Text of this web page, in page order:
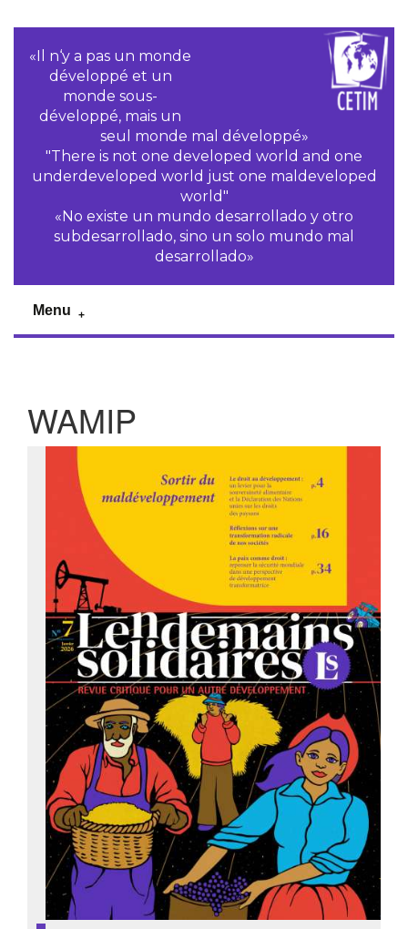
«Il n‘y a pas un monde
développé et un
monde sous-
développé, mais un
seul monde mal développé»
"There is not one developed world and one
underdeveloped world just one maldeveloped
world"
«No existe un mundo desarrollado y otro
subdesarrollado, sino un solo mundo mal
desarrollado»
Menu
WAMIP